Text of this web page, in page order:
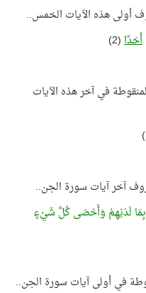
أولى هذه الآيات الخمس..
أَحَدًا(2)
في آخر هذه الآيات
آخر آيات سورة الجن..
بِمَا لَدَيْهِمْ وَأَحْصَى كُلَّ شَيْءٍ
في أولى آيات سورة الجن..